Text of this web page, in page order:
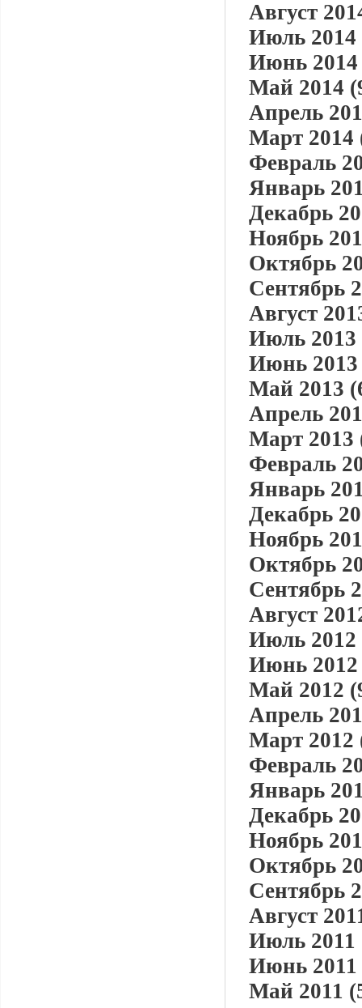
Август
Июль 2014
Июнь 2014
Май 2014
Апрель
Март 2014
Февраль
Январь
Декабрь
Ноябрь
Октябрь
Сентябрь
Август
Июль 2013
Июнь 2013
Май 2013
Апрель
Март 2013
Февраль
Январь
Декабрь
Ноябрь
Октябрь
Сентябрь
Август
Июль 2012
Июнь 2012
Май 2012
Апрель
Март 2012
Февраль
Январь
Декабрь
Ноябрь
Октябрь
Сентябрь
Август
Июль 2011
Июнь 2011
Май 2011